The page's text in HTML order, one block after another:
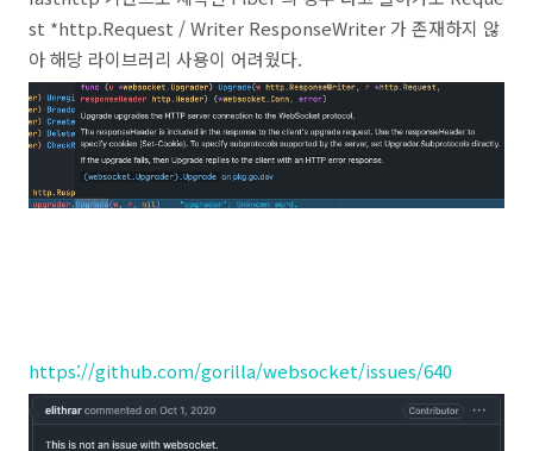
st *http.Request / Writer ResponseWriter 가 존재하지 않
아 해당 라이브러리 사용이 어려웠다.
https://github.com/gorilla/websocket/issues/640